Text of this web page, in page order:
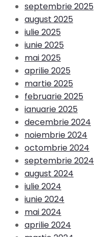
septembrie 2025
august 2025
iulie 2025
iunie 2025
mai 2025
aprilie 2025
martie 2025
februarie 2025
ianuarie 2025
decembrie 2024
noiembrie 2024
octombrie 2024
septembrie 2024
august 2024
iulie 2024
iunie 2024
mai 2024
aprilie 2024